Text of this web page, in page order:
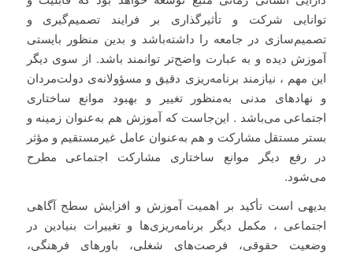
توانایی شرکت و تأثیرگذاری بر فرایند تصمیم‌گیری و
تصمیم‌سازی در جامعه را داشته‌باشد و بدین منظور بایستی
آموزش دیده و به عبارت واضح‌تر توانمند باشد. از سوی دیگر
این مهم ، نیازمند برنامه‌ریزی دقیق و مسؤولانه‌ی دولت‌مردان
و نهادهای مدنی به‌منظور تغییر و بهبود موانع ساختاری
اجتماعی می‌باشد . این‌جاست که آموزش هم به‌عنوان زمینه و
بستر مستقل مشارکت و هم به‌عنوان عامل غیرمستقیم و مؤثر
در رفع دیگر موانع ساختاری مشارکت اجتماعی مطرح
می‌شود.
بدیهی است تأکید بر اهمیت آموزش و افزایش سطح آگاهی
اجتماعی ، مکمل دیگر برنامه‌ریزی‌ها و تغییرات بنیادین در
وضعیت حقوقی، فرصت‌های شغلی، باورهای فرهنگی،